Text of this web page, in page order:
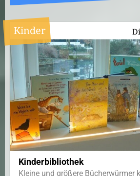
Kinder
Kinderbibliothek
Kleine und größere Bücherwürmer